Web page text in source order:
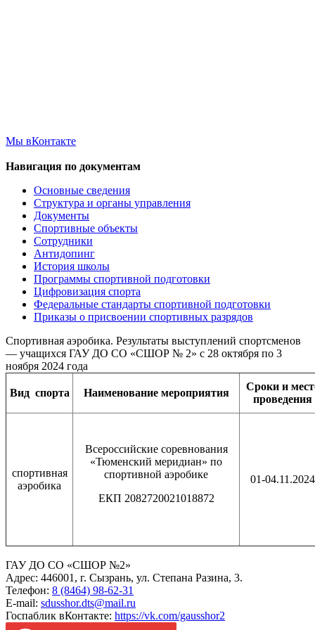
Мы вКонтакте
Навигация по документам
Основные сведения
Структура и органы управления
Документы
Спортивные объекты
Сотрудники
Антидопинг
История школы
Программы спортивной подготовки
Цифровизация спорта
Федеральные стандарты спортивной подготовки
Приказы о присвоении спортивных разрядов
Спортивная аэробика. Результаты выступлений спортсменов
— учащихся ГАУ ДО СО «СШОР № 2» с 28 октября по 3
ноября 2024 года
Вид спорта Наименование мероприятия
Сроки и
проведения
спортивная
аэробика
Всероссийские соревнования
«Тюменский меридиан» по
спортивной аэробике
ЕКП 2082720021018872
01-04.11.2024
ГАУ ДО СО «СШОР №2»
Адрес: 446001, г. Сызрань, ул. Степана Разина, 3.
Телефон: 8 (8464) 98-62-31
E-mail: sdusshor.dts@mail.ru
Госпаблик вКонтакте: https://vk.com/gausshor2